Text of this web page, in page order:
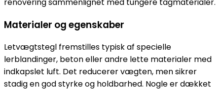
Materialer og egenskaber
Letvægtstegl fremstilles typisk af specielle
lerblandinger, beton eller andre lette materialer med
indkapslet luft. Det reducerer vægten, men sikrer
stadig en god styrke og holdbarhed. Nogle er dækket